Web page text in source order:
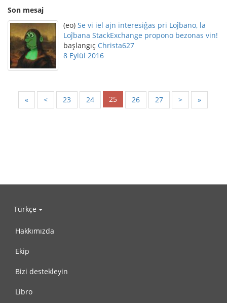
Son mesaj
(eo) Se vi iel ajn interesiĝas pri Loĵbano, la
Loĵbana StackExchange propono bezonas vin!
başlangıç Christa627
8 Eylül 2016
« < 23 24 25 26 27 > »
Türkçe
Hakkımızda
Ekip
Bizi destekleyin
Libro